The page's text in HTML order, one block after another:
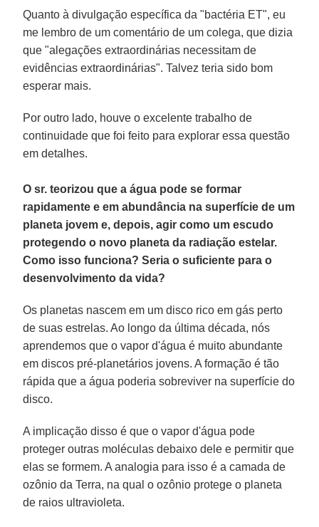
Quanto à divulgação específica da "bactéria ET", eu
me lembro de um comentário de um colega, que dizia
que "alegações extraordinárias necessitam de
evidências extraordinárias". Talvez teria sido bom
esperar mais.
Por outro lado, houve o excelente trabalho de
continuidade que foi feito para explorar essa questão
em detalhes.
O sr. teorizou que a água pode se formar
rapidamente e em abundância na superfície de um
planeta jovem e, depois, agir como um escudo
protegendo o novo planeta da radiação estelar.
Como isso funciona? Seria o suficiente para o
desenvolvimento da vida?
Os planetas nascem em um disco rico em gás perto
de suas estrelas. Ao longo da última década, nós
aprendemos que o vapor d'água é muito abundante
em discos pré-planetários jovens. A formação é tão
rápida que a água poderia sobreviver na superfície do
disco.
A implicação disso é que o vapor d'água pode
proteger outras moléculas debaixo dele e permitir que
elas se formem. A analogia para isso é a camada de
ozônio da Terra, na qual o ozônio protege o planeta
de raios ultravioleta.